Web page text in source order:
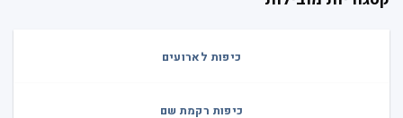
כיפות לארועים
כיפות רקמת שם